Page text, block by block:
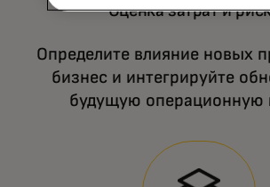
Оценка затрат и
Определите влияние новых
бизнес и интегрируйте
будущую операционную